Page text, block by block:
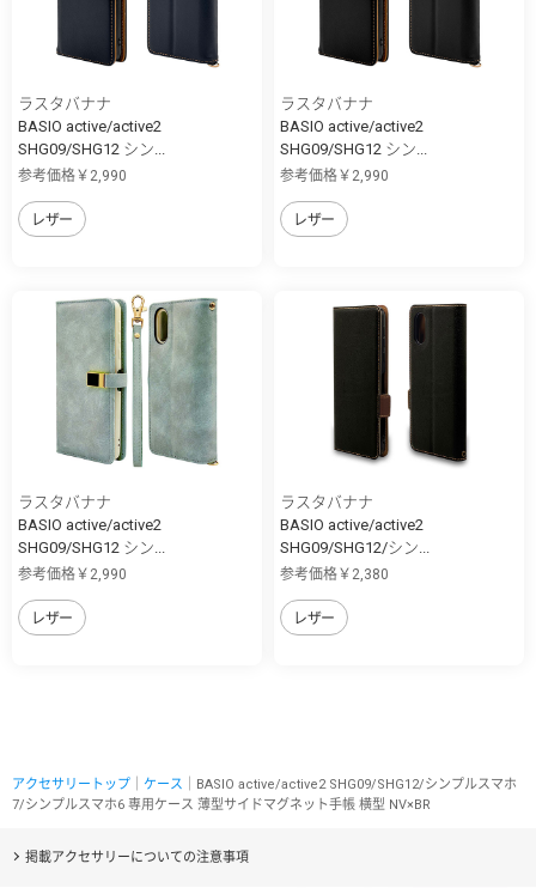
ラスタバナナ
BASIO active/active2
SHG09/SHG12 シン...
参考価格￥2,990
レザー
ラスタバナナ
BASIO active/active2
SHG09/SHG12 シン...
参考価格￥2,990
レザー
ラスタバナナ
BASIO active/active2
SHG09/SHG12 シン...
参考価格￥2,990
レザー
ラスタバナナ
BASIO active/active2
SHG09/SHG12/シン...
参考価格￥2,380
レザー
アクセサリートップ ケース ｜BASIO active/active2 SHG09/SHG12/シンプルスマホ
7/シンプルスマホ6 専用ケース 薄型サイドマグネット手帳 横型 NV×BR
掲載アクセサリーについての注意事項